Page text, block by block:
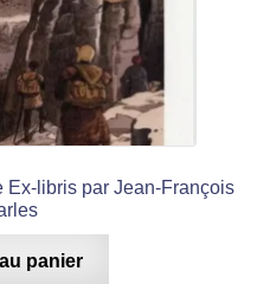
Ex-libris par Jean-François
panier